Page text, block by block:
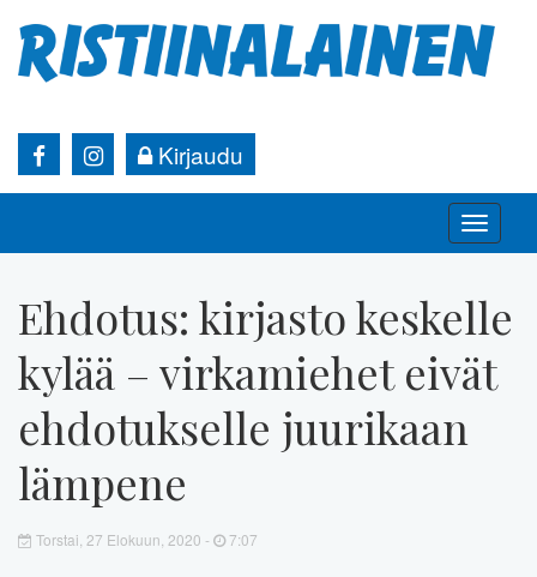
Kirjaudu
Toggle
Ehdotus: kirjasto keskelle
kylää – virkamiehet eivät
ehdotukselle juurikaan
lämpene
Torstai, 27 Elokuun, 2020 - 7:07